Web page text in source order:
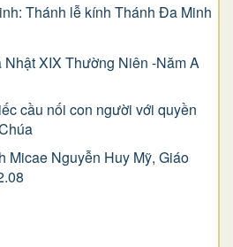
Thánh lễ kính Thánh Đa Minh
Nhật XIX Thường Niên -Năm A
cầu nối con người với quyền
Micae Nguyễn Huy Mỹ, Giáo